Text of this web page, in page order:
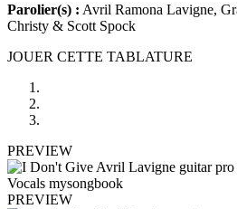
Parolier(s) : Avril Ramona Lavigne,
Christy & Scott Spock
JOUER CETTE TABLATURE
PREVIEW
PREVIEW